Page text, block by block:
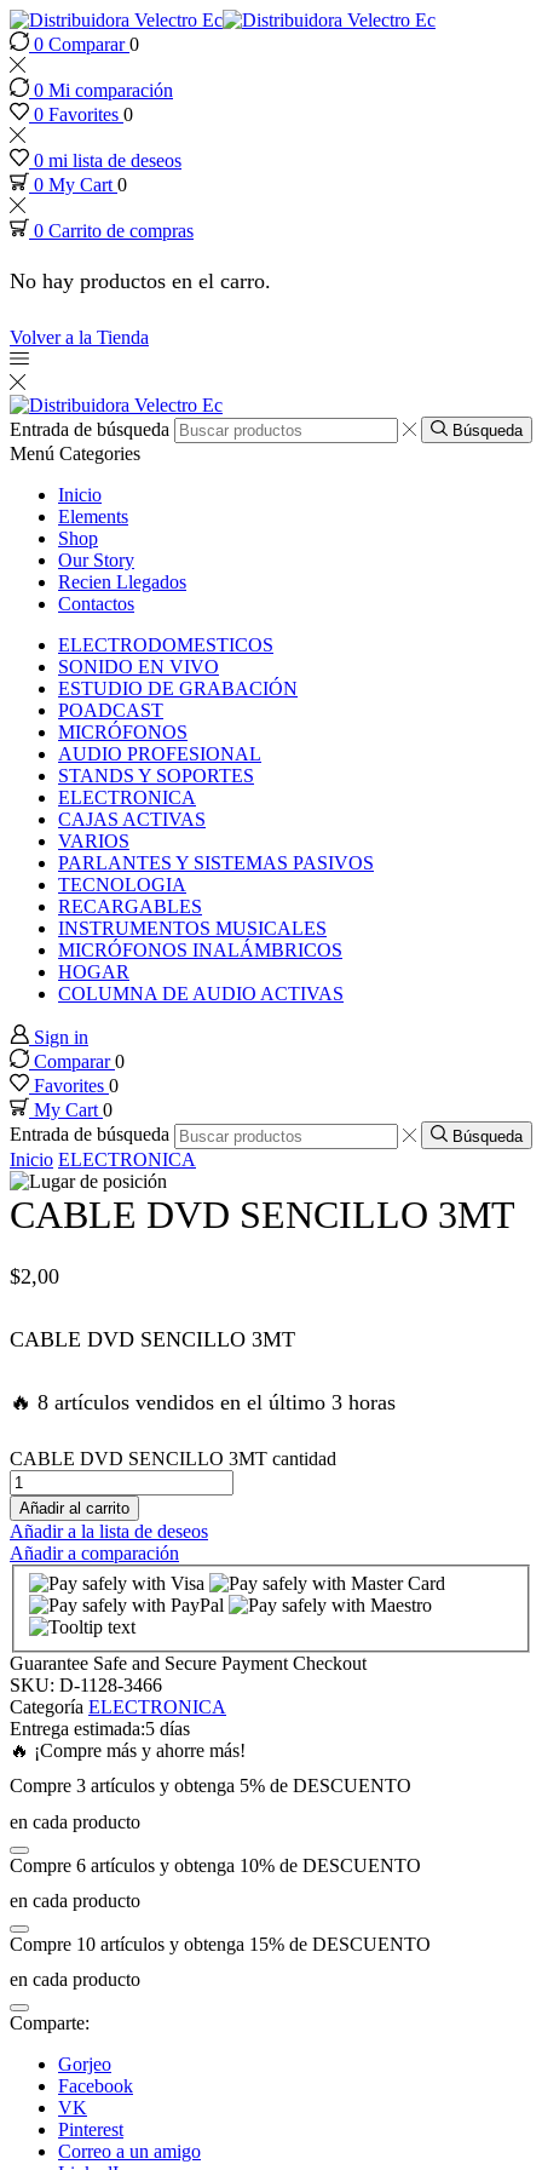
panel
panel
paketleri
panel
panel
panel
panel
panel
panel
panel
panel
panel
panel
panel
panel
satın al
panel
panel
panel
panel
panel
panel
panel
panel
panel
0 Comparar0
0 Mi comparación
0 Favorites 0
0 mi lista de deseos
0 My Cart 0
0 Carrito de compras
No hay productos en el carro.
Volver a la Tienda
Entrada de búsqueda Búsqueda
Menú Categories
Inicio
Elements
Shop
Our Story
Recien Llegados
Contactos
ELECTRODOMESTICOS
SONIDO EN VIVO
ESTUDIO DE GRABACIÓN
POADCAST
MICRÓFONOS
AUDIO PROFESIONAL
STANDS Y SOPORTES
ELECTRONICA
CAJAS ACTIVAS
VARIOS
PARLANTES Y SISTEMAS PASIVOS
TECNOLOGIA
RECARGABLES
INSTRUMENTOS MUSICALES
MICRÓFONOS INALÁMBRICOS
HOGAR
COLUMNA DE AUDIO ACTIVAS
Sign in
Comparar0
Favorites 0
My Cart0
Entrada de búsqueda
Búsqueda
Inicio ELECTRONICA
CABLE DVD SENCILLO 3MT
$2,00
CABLE DVD SENCILLO 3MT
🔥 8 artículos vendidos en el último 3 horas
CABLE DVD SENCILLO 3MT cantidad
Añadir al carrito
Añadir a la lista de deseos
Añadir a comparación
Guarantee Safe and Secure Payment Checkout
SKU: D-1128-3466
Categoría ELECTRONICA
Entrega estimada:5 días
🔥 ¡Compre más y ahorre más!
Compre 3 artículos y obtenga 5% de DESCUENTO
en cada producto
Compre 6 artículos y obtenga 10% de DESCUENTO
en cada producto
Compre 10 artículos y obtenga 15% de DESCUENTO
en cada producto
Comparte:
Gorjeo
Facebook
VK
Pinterest
Correo a un amigo